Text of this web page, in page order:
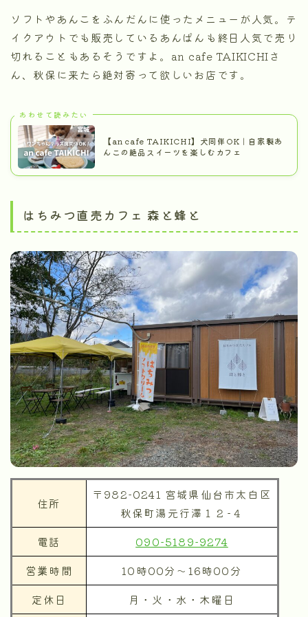
ソフトやあんこをふんだんに使ったメニューが人気。テ
イクアウトでも販売しているあんぱんも終日人気で売り
切れることもあるそうですよ。an cafe TAIKICHIさ
ん、秋保に来たら絶対寄って欲しいお店です。
あわせて読みたい
【an cafe TAIKICHI】犬同伴OK｜自家製あ
んこの絶品スイーツを楽しむカフェ
はちみつ直売カフェ 森と蜂と
住所
〒982-0241 宮城県仙台市太白区
秋保町湯元行澤１２−４
電話
090-5189-9274
営業時間
10時00分～16時00分
定休日
月・火・水・木曜日